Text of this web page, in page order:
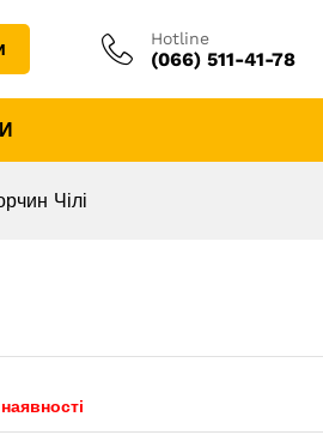
Hotline
(066) 511-41-78
Чілі